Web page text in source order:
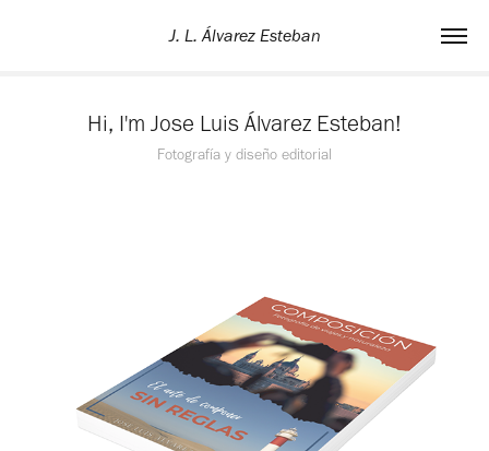
J. L. Álvarez Esteban
Hi, I'm Jose Luis Álvarez Esteban!
Fotografía y diseño editorial